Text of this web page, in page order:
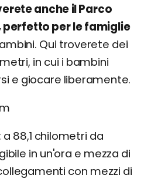
anche il Parco
perfetto per le famiglie
Qui troverete dei
in cui i bambini
e giocare liberamente.
a 88,1 chilometri da
in un'ora e mezza di
con mezzi di